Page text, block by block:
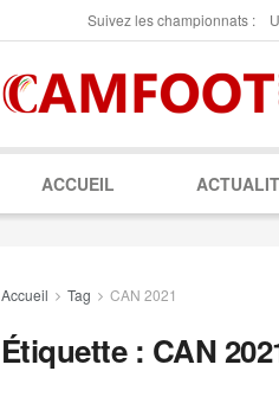
Suivez les championnats :
ACCUEIL
Accueil Tag CAN 2021
Étiquette : CAN